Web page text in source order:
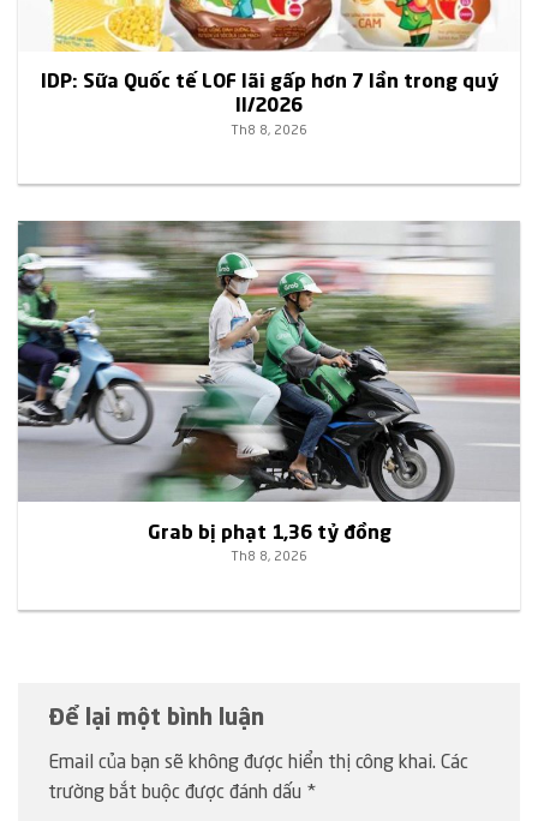
IDP: Sữa Quốc tế LOF lãi gấp hơn 7 lần trong quý
II/2026
Th8 8, 2026
Grab bị phạt 1,36 tỷ đồng
Th8 8, 2026
Để lại một bình luận
Email của bạn sẽ không được hiển thị công khai. Các
trường bắt buộc được đánh dấu *